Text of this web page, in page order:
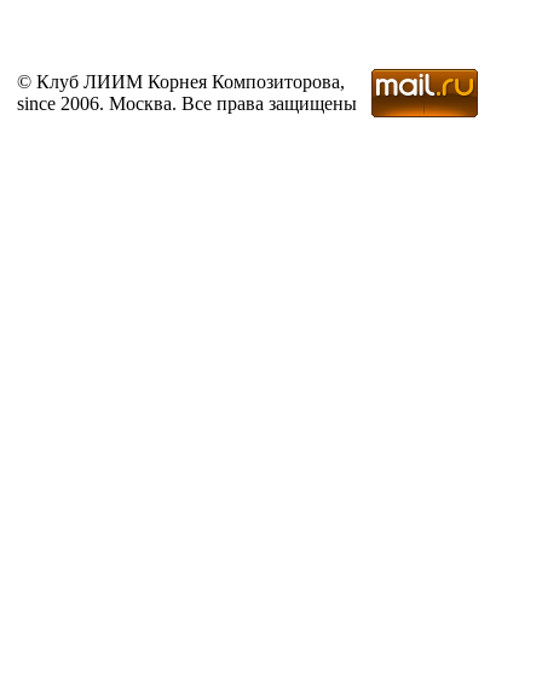
© Клуб ЛИИМ Корнея Композиторова,
since 2006. Москва. Все права защищены